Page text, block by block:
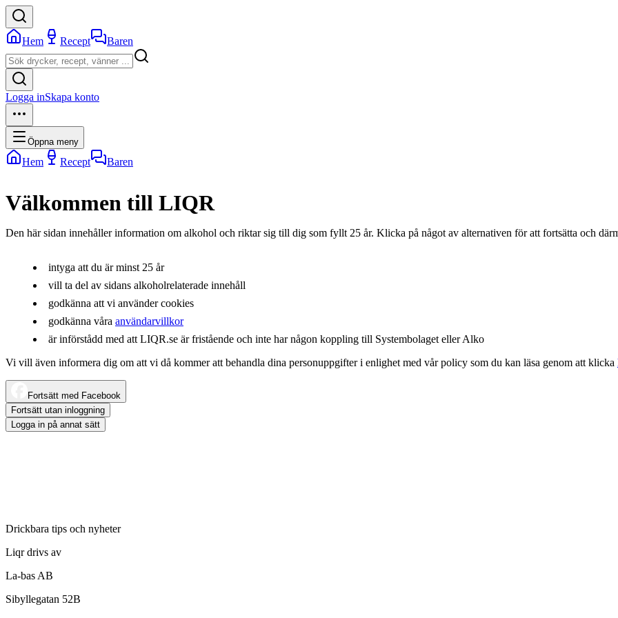
Hem Recept Baren
Logga inSkapa konto
Öppna meny
Hem Recept Baren
Välkommen till LIQR
Den här sidan innehåller information om alkohol och riktar sig till dig som fyllt 25 år. Klicka på något av alternativen för att fortsätta och
intyga att du är minst 25 år
vill ta del av sidans alkoholrelaterade innehåll
godkänna att vi använder cookies
godkänna våra användarvillkor
är införstådd med att LIQR.se är fristående och inte har någon koppling till Systembolaget eller Alko
Vi vill även informera dig om att vi då kommer att behandla dina personuppgifter i enlighet med vår policy som du kan läsa genom att klicka
Fortsätt med Facebook
Fortsätt utan inloggning
Logga in på annat sätt
Drickbara tips och nyheter
Liqr drivs av
La-bas AB
Sibyllegatan 52B